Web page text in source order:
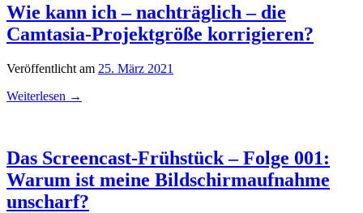
Wie kann ich – nachträglich – die
Camtasia-Projektgröße korrigieren?
Veröffentlicht am 25. März 2021
Weiterlesen →
Das Screencast-Frühstück – Folge 001:
Warum ist meine Bildschirmaufnahme
unscharf?